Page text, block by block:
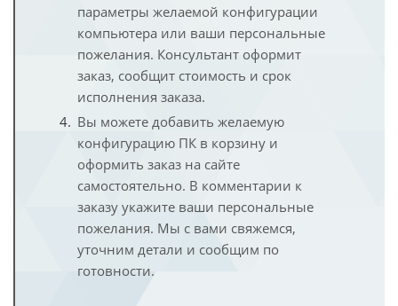
параметры желаемой конфигурации
компьютера или ваши персональные
пожелания. Консультант оформит
заказ, сообщит стоимость и срок
исполнения заказа.
Вы можете добавить желаемую
конфигурацию ПК в корзину и
оформить заказ на сайте
самостоятельно. В комментарии к
заказу укажите ваши персональные
пожелания. Мы с вами свяжемся,
уточним детали и сообщим по
готовности.